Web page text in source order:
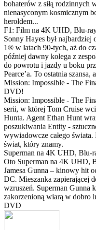
bohaterów z siłą rodzinnych
nienasyconym kosmicznym
heroldem...
F1: Film na 4K UHD, Blu-
Sonny Hayes był
1® w latach 90-tych, aż do
później dawny kolega z
do powrotu i jazdy u boku
Pearce’a. To ostatnia
Mission: Impossible - The
DVD!
Mission: Impossible - The
serii, w której Tom Cruise
Hunta. Agent Ethan Hunt
poszukiwania Entity -
wywiadowcze całego
świat, który znamy.
Superman na 4K UHD, Blu-
Oto Superman na 4K UHD,
Jamesa Gunna – kinowy hit
DC. Mieszanka zapierającej
wzruszeń. Superman Gunna
zakorzenioną wiarą w dobro
DVD